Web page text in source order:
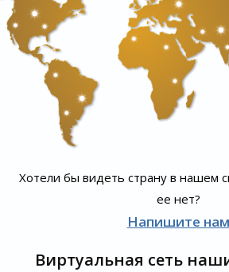
Хотели бы видеть страну в нашем
ее нет?
Напишите нам
Виртуальная сеть